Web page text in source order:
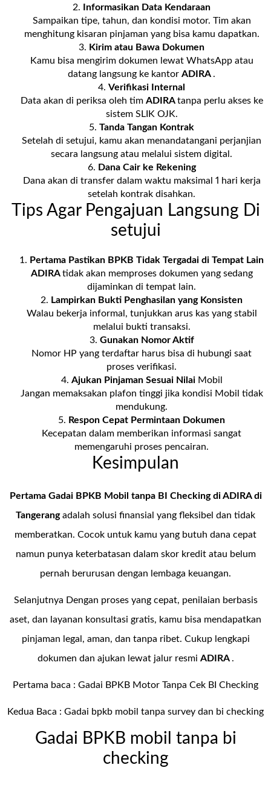
Informasikan Data Kendaraan
Sampaikan tipe, tahun, dan kondisi motor. Tim akan
menghitung kisaran pinjaman yang bisa kamu dapatkan.
Kirim atau Bawa Dokumen
Kamu bisa mengirim dokumen lewat WhatsApp atau
datang langsung ke kantor ADIRA .
Verifikasi Internal
Data akan di periksa oleh tim ADIRAtanpa perlu akses ke
sistem SLIK OJK.
Tanda Tangan Kontrak
Setelah di setujui, kamu akan menandatangani perjanjian
secara langsung atau melalui sistem digital.
Dana Cair ke Rekening
Dana akan di transfer dalam waktu maksimal 1 hari kerja
setelah kontrak disahkan.
Tips Agar Pengajuan Langsung Di
setujui
Pertama Pastikan BPKB Tidak Tergadai di Tempat Lain
ADIRAtidak akan memproses dokumen yang sedang
dijaminkan di tempat lain.
Lampirkan Bukti Penghasilan yang Konsisten
Walau bekerja informal, tunjukkan arus kas yang stabil
melalui bukti transaksi.
Gunakan Nomor Aktif
Nomor HP yang terdaftar harus bisa di hubungi saat
proses verifikasi.
Ajukan Pinjaman Sesuai Nilai Mobil
Jangan memaksakan plafon tinggi jika kondisi Mobil tidak
mendukung.
Respon Cepat Permintaan Dokumen
Kecepatan dalam memberikan informasi sangat
memengaruhi proses pencairan.
Kesimpulan
Pertama Gadai BPKB Mobil tanpa BI Checking diADIRA di
Tangerangadalah solusi finansial yang fleksibel dan tidak
memberatkan. Cocok untuk kamu yang butuh dana cepat
namun punya keterbatasan dalam skor kredit atau belum
pernah berurusan dengan lembaga keuangan.
Selanjutnya Dengan proses yang cepat, penilaian berbasis
aset, dan layanan konsultasi gratis, kamu bisa mendapatkan
pinjaman legal, aman, dan tanpa ribet. Cukup lengkapi
dokumen dan ajukan lewat jalur resmi ADIRA .
Pertama baca : Gadai BPKB Motor Tanpa Cek BI Checking
Kedua Baca : Gadai bpkb mobil tanpa survey dan bi checking
Gadai BPKB mobil tanpa bi
checking